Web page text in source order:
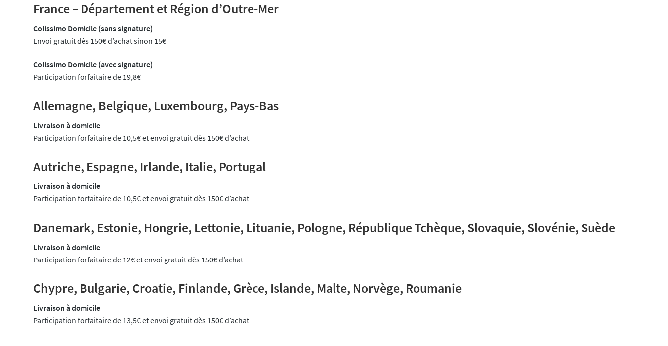
France – Département et Région d’Outre-Mer
Colissimo Domicile (sans signature)
Envoi gratuit dès 150€ d’achat sinon 15€
Colissimo Domicile (avec signature)
Participation forfaitaire de 19,8€
Allemagne, Belgique, Luxembourg, Pays-Bas
Livraison à domicile
Participation forfaitaire de 10,5€ et envoi gratuit dès 150€ d’achat
Autriche, Espagne, Irlande, Italie, Portugal
Livraison à domicile
Participation forfaitaire de 10,5€ et envoi gratuit dès 150€ d’achat
Danemark, Estonie, Hongrie, Lettonie, Lituanie, Pologne, République Tchèque, Slovaquie, Slovénie, Suède
Livraison à domicile
Participation forfaitaire de 12€ et envoi gratuit dès 150€ d’achat
Chypre, Bulgarie, Croatie, Finlande, Grèce, Islande, Malte, Norvège, Roumanie
Livraison à domicile
Participation forfaitaire de 13,5€ et envoi gratuit dès 150€ d’achat